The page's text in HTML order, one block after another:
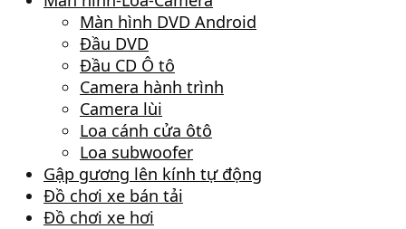
Màn hình DVD Android
Đầu DVD
Đầu CD Ô tô
Camera hành trình
Camera lùi
Loa cánh cửa ôtô
Loa subwoofer
Gập gương lên kính tự động
Đồ chơi xe bán tải
Đồ chơi xe hơi